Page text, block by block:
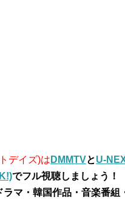
デイズ)は DMMTVとU-
でフル視聴しましょう！
マ・韓国作品・音楽番